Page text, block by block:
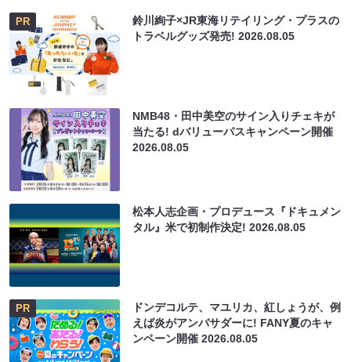
PR
鈴川絢子×JR東海リテイリング・プラスの
トラベルグッズ発売!2026.08.05
NMB48・田中美空のサイン入りチェキが
当たる! dバリューパスキャンペーン開催
2026.08.05
松本人志企画・プロデュース『ドキュメン
タル』米で初制作決定!2026.08.05
PR
ドンデコルテ、マユリカ、紅しょうが、例
えば炎がアンバサダーに! FANY夏のキャ
ンペーン開催2026.08.05